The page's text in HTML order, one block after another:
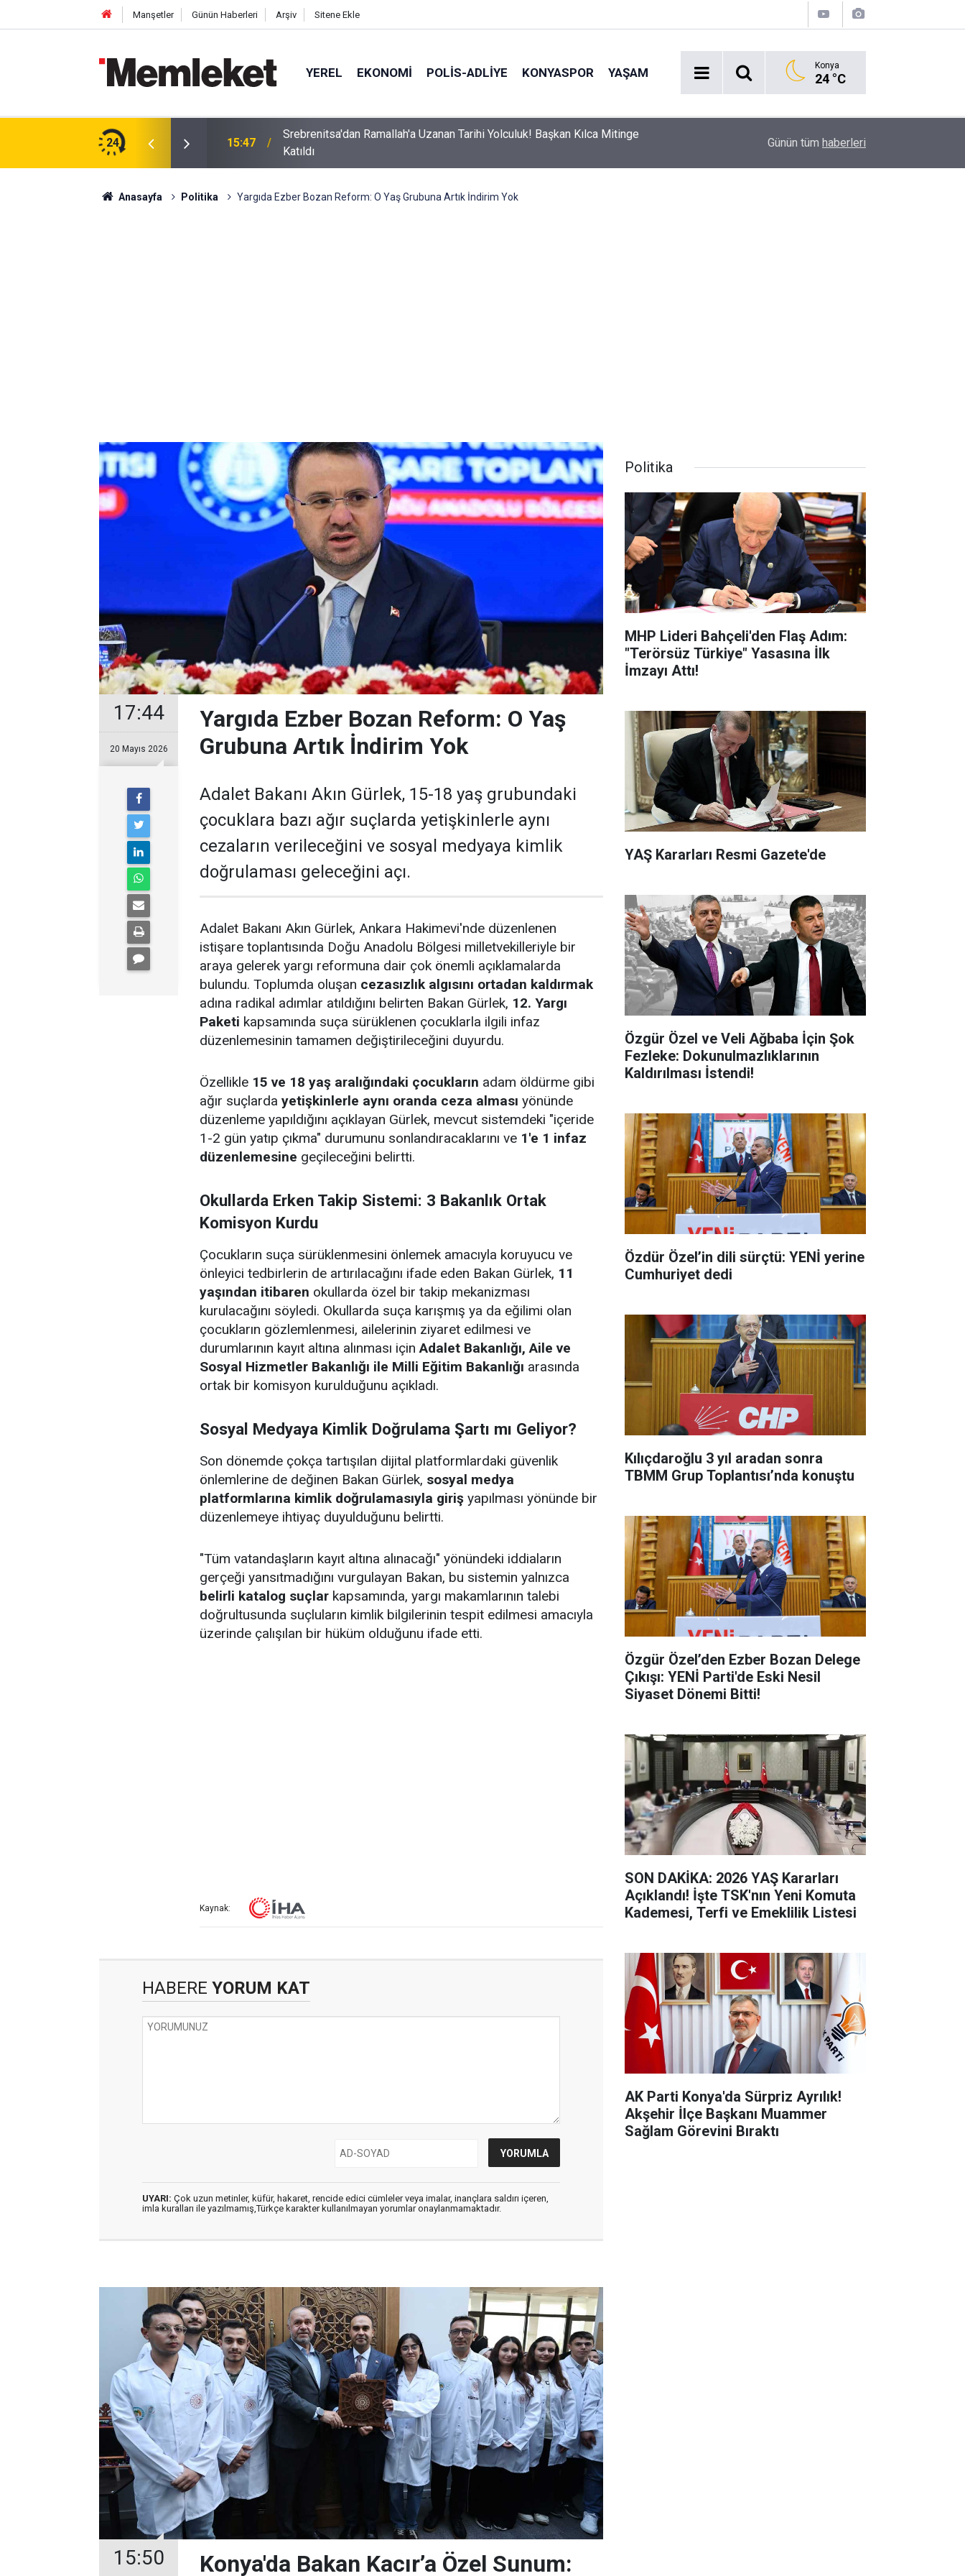
Manşetler Günün Haberleri Arşiv Sitene Ekle
YEREL EKONOMI POLİS-ADLİYE KONYASPOR YAŞAM Konya
24 °C
24
Çivisiz Yapılan Sanat Eseri Hayran Bıraktı 15:47
Srebrenitsa'dan Ramallah'a Uzanan Tarihi Yolculuk! Başkan Kılca Mitinge
Katıldı
Geri Sayım!
Günün tüm haberleri
Anasayfa Politika Yargıda Ezber Bozan Reform: O Yaş Grubuna Artık İndirim Yok
17:44
20 Mayıs 2026
Yargıda Ezber Bozan Reform: O Yaş
Grubuna Artık İndirim Yok
Adalet Bakanı Akın Gürlek, 15-18 yaş grubundaki
çocuklara bazı ağır suçlarda yetişkinlerle aynı
cezaların verileceğini ve sosyal medyaya kimlik
doğrulaması geleceğini açı.
Adalet Bakanı Akın Gürlek, Ankara Hakimevi'nde düzenlenen
istişare toplantısında Doğu Anadolu Bölgesi milletvekilleriyle bir
araya gelerek yargı reformuna dair çok önemli açıklamalarda
bulundu. Toplumda oluşan cezasızlık algısını ortadan kaldırmak
adına radikal adımlar atıldığını belirten Bakan Gürlek, 12. Yargı
Paketi kapsamında suça sürüklenen çocuklarla ilgili infaz
düzenlemesinin tamamen değiştirileceğini duyurdu.
Özellikle 15 ve 18 yaş aralığındaki çocukların adam öldürme gibi
ağır suçlarda yetişkinlerle aynı oranda ceza alması yönünde
düzenleme yapıldığını açıklayan Gürlek, mevcut sistemdeki "içeride
1-2 gün yatıp çıkma" durumunu sonlandıracaklarını ve 1'e 1 infaz
düzenlemesine geçileceğini belirtti.
Okullarda Erken Takip Sistemi: 3 Bakanlık Ortak
Komisyon Kurdu
Çocukların suça sürüklenmesini önlemek amacıyla koruyucu ve
önleyici tedbirlerin de artırılacağını ifade eden Bakan Gürlek, 11
yaşından itibaren okullarda özel bir takip mekanizması
kurulacağını söyledi. Okullarda suça karışmış ya da eğilimi olan
çocukların gözlemlenmesi, ailelerinin ziyaret edilmesi ve
durumlarının kayıt altına alınması içinAdalet Bakanlığı, Aile ve
Sosyal Hizmetler Bakanlığı ile Milli Eğitim Bakanlığı arasında
ortak bir komisyon kurulduğunu açıkladı.
Sosyal Medyaya Kimlik Doğrulama Şartı mı Geliyor?
Son dönemde çokça tartışılan dijital platformlardaki güvenlik
önlemlerine de değinen Bakan Gürlek, sosyal medya
platformlarına kimlik doğrulamasıyla giriş yapılması yönünde bir
düzenlemeye ihtiyaç duyulduğunu belirtti.
"Tüm vatandaşların kayıt altına alınacağı" yönündeki iddiaların
gerçeği yansıtmadığını vurgulayan Bakan, bu sistemin yalnızca
belirli katalog suçlar kapsamında, yargı makamlarının talebi
doğrultusunda suçluların kimlik bilgilerinin tespit edilmesi amacıyla
üzerinde çalışılan bir hüküm olduğunu ifade etti.
Kaynak:
HABERE YORUM KAT
UYARI: Çok uzun metinler, küfür, hakaret, rencide edici cümleler veya imalar, inançlara saldırı içeren,
imla kuralları ile yazılmamış,Türkçe karakter kullanılmayan yorumlar onaylanmamaktadır.
15:50 Konya'da Bakan Kacır’a Özel Sunum:
Politika
MHP Lideri Bahçeli'den Flaş Adım:
"Terörsüz Türkiye" Yasasına İlk
İmzayı Attı!
YAŞ Kararları Resmi Gazete'de
Özgür Özel ve Veli Ağbaba İçin Şok
Fezleke: Dokunulmazlıklarının
Kaldırılması İstendi!
Özdür Özel’in dili sürçtü: YENİ yerine
Cumhuriyet dedi
Kılıçdaroğlu 3 yıl aradan sonra
TBMM Grup Toplantısı’nda konuştu
Özgür Özel’den Ezber Bozan Delege
Çıkışı: YENİ Parti'de Eski Nesil
Siyaset Dönemi Bitti!
SON DAKİKA: 2026 YAŞ Kararları
Açıklandı! İşte TSK'nın Yeni Komuta
Kademesi, Terfi ve Emeklilik Listesi
AK Parti Konya'da Sürpriz Ayrılık!
Akşehir İlçe Başkanı Muammer
Sağlam Görevini Bıraktı